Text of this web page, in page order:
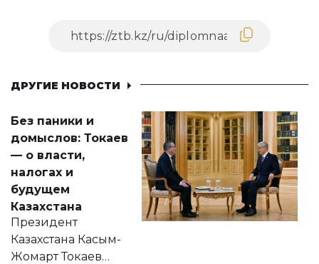
ДРУГИЕ НОВОСТИ
Без паники и
домыслов: Токаев
— о власти,
налогах и
будущем
Казахстана
Президент
Казахстана Касым-
Жомарт Токаев